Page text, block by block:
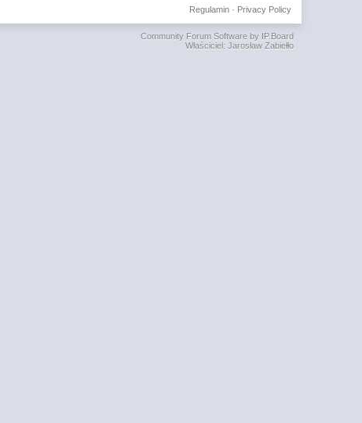
Privacy Policy
Regulamin·
Community Forum Software by IP.Board
Właściciel: Jarosław Zabiełło